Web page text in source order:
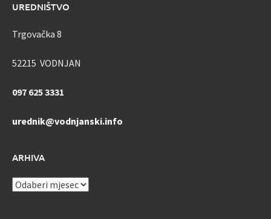
UREDNIŠTVO
Trgovačka 8
52215 VODNJAN
097 625 3331
urednik@vodnjanski.info
ARHIVA
ARHIVA